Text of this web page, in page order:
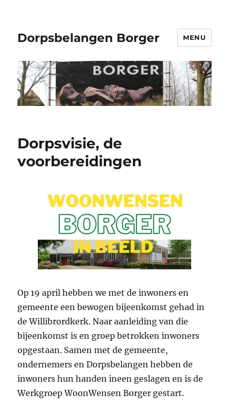
Dorpsbelangen Borger MENU
Dorpsvisie, de
voorbereidingen
Op 19 april hebben we met de inwoners en
gemeente een bewogen bijeenkomst gehad in
de Willibrordkerk. Naar aanleiding van die
bijeenkomst is en groep betrokken inwoners
opgestaan. Samen met de gemeente,
ondernemers en Dorpsbelangen hebben de
inwoners hun handen ineen geslagen en is de
Werkgroep WoonWensen Borger gestart.